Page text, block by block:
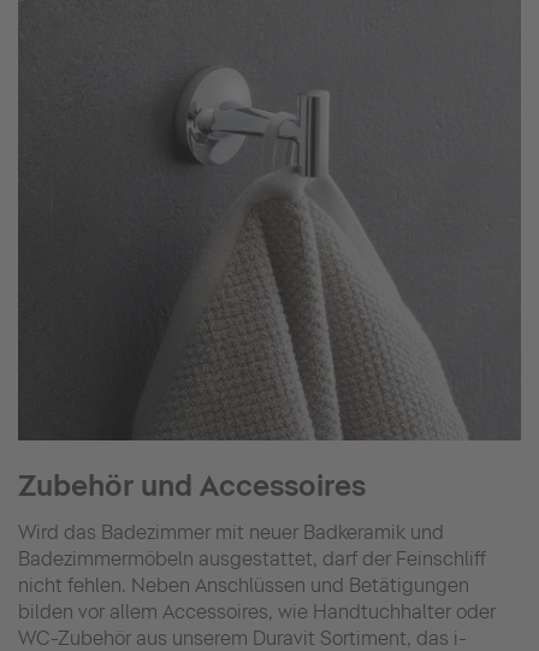
Zubehör und Accessoires
Wird das Badezimmer mit neuer Badkeramik und
Badezimmermöbeln ausgestattet, darf der Feinschliff
nicht fehlen. Neben Anschlüssen und Betätigungen
bilden vor allem Accessoires, wie Handtuchhalter oder
WC-Zubehör aus unserem Duravit Sortiment, das i-